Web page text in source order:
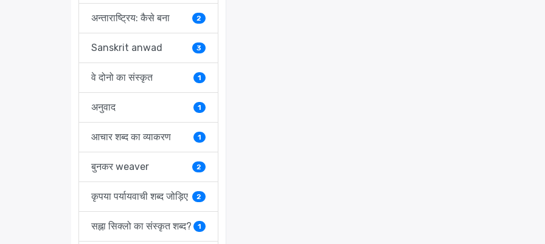
अन्ताराष्ट्रिय: कैसे बना 2
Sanskrit anwad 3
वे दोनो का संस्कृत 1
अनुवाद 1
आचार शब्द का व्याकरण 1
बुनकर weaver 2
कृपया पर्यायवाची शब्द जोड़िए 2
सह्ना सिक्लो का संस्कृत शब्द? 1